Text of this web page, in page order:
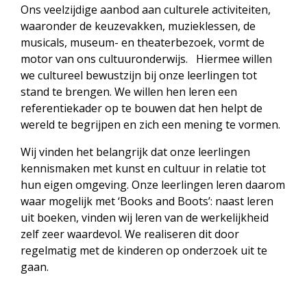
Ons veelzijdige aanbod aan culturele activiteiten,
waaronder de keuzevakken, muzieklessen, de
musicals, museum- en theaterbezoek, vormt de
motor van ons cultuuronderwijs. Hiermee willen
we cultureel bewustzijn bij onze leerlingen tot
stand te brengen. We willen hen leren een
referentiekader op te bouwen dat hen helpt de
wereld te begrijpen en zich een mening te vormen.
Wij vinden het belangrijk dat onze leerlingen
kennismaken met kunst en cultuur in relatie tot
hun eigen omgeving. Onze leerlingen leren daarom
waar mogelijk met ‘Books and Boots’: naast leren
uit boeken, vinden wij leren van de werkelijkheid
zelf zeer waardevol. We realiseren dit door
regelmatig met de kinderen op onderzoek uit te
gaan.